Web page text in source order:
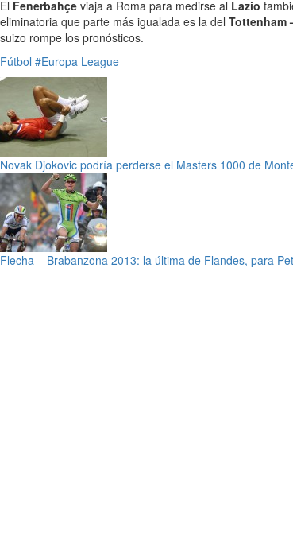
El Fenerbahçe viaja a Roma para medirse al Lazio
eliminatoria que parte más igualada es la del Tottenham
suizo rompe los pronósticos.
Fútbol #Europa League
Novak Djokovic podría perderse el Masters 1000 de
Flecha – Brabanzona 2013: la última de Flandes, para